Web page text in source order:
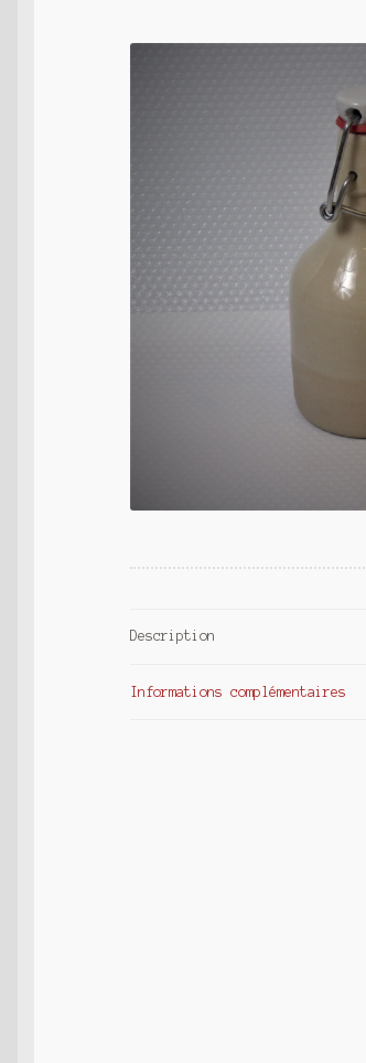
Description
Informations complémentaires